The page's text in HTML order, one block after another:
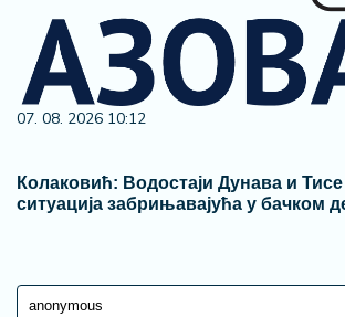
07. 08. 2026 10:12
Колаковић: Водостаји Дунава и
ситуација забрињавајућа у бачком